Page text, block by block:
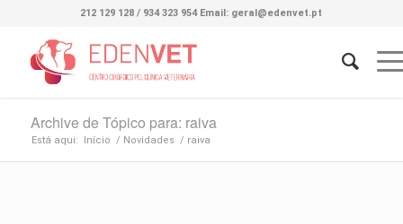
212 129 128 / 934 323 954 Email: geral@edenvet.pt
Archive de Tópico para: raiva
Está aqui: Início / Novidades / raiva